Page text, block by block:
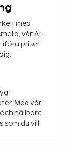
med
vår AI-
priser
Med vår
hållbara
som du vill.